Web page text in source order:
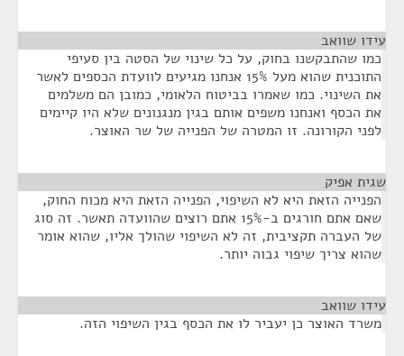
עידו שוואב
כמו שהתבקשנו בחוק, על כל שינוי של הסטה בין סעיפי
התוכנית שהוא מעל 15% אנחנו מגיעים לוועדת הכספים לאשר
את השינוי. כמו שאמרו בביטוח הלאומי, כמובן הם משלמים
את הכסף ואנחנו משפים אותם בגין מנגנונים שלא היו קיימים
לפני הקורונה. זו המטרה של הפנייה של שר האוצר.
שגית אפיק
הפנייה הזאת היא לא השיפוי, הפנייה הזאת היא מכוח החוק,
שאם אתם חורגים ב-15% אתם רוצים שהוועדה תאשר. זה סוג
של העברה תקציבית, זה לא השיפוי שהולך אליו, שהוא אומר
שהוא צריך שיפוי גבוה יותר.
עידו שוואב
משרד האוצר כן יעביר לו את הכסף בגין השיפוי הזה.